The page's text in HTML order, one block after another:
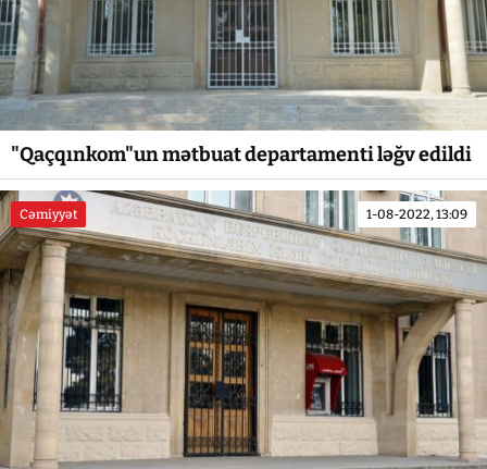
"Qaçqınkom"un mətbuat departamenti ləğv edildi
Cəmiyyət 1-08-2022, 13:09